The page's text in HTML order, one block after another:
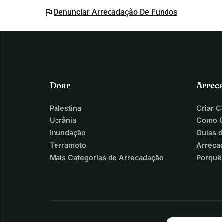
flag Denunciar Arrecadação De Fundos
Doar
Palestina
Ucrânia
Inundação
Terramoto
Mais Categorias de Arrecadação
Criar
Como
Guias